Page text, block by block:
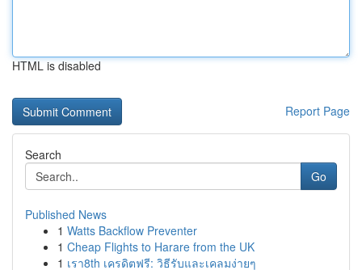
HTML is disabled
Report Page
Search
Go
Published News
1 Watts Backflow Preventer
1 Cheap Flights to Harare from the UK
1 เรา8th เครดิตฟรี: วิธีรับและเคลมง่ายๆ